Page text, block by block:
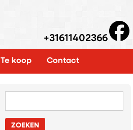
+31611402366
Te koop Contact